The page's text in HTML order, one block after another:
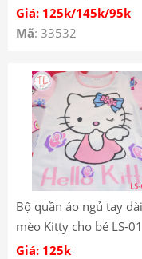
06
Giá: 125k/145k/95k
Mã: 33532
Bộ quần áo ngủ tay dài
mèo Kitty cho bé LS-01
Giá: 125k